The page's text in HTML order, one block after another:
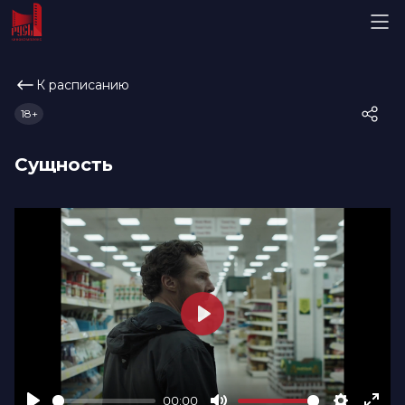
К расписанию
Сущность
18+
00:00
Play